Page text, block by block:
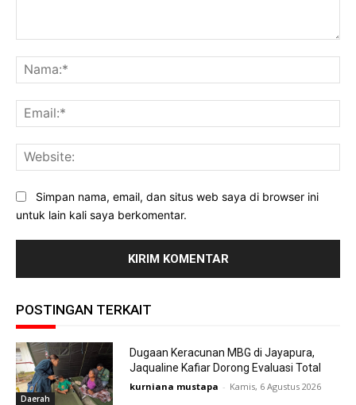
Simpan nama, email, dan situs web saya di browser ini
untuk lain kali saya berkomentar.
POSTINGAN TERKAIT
Daerah
Dugaan Keracunan MBG di Jayapura,
Jaqualine Kafiar Dorong Evaluasi Total
kurniana mustapa - Kamis, 6 Agustus 2026